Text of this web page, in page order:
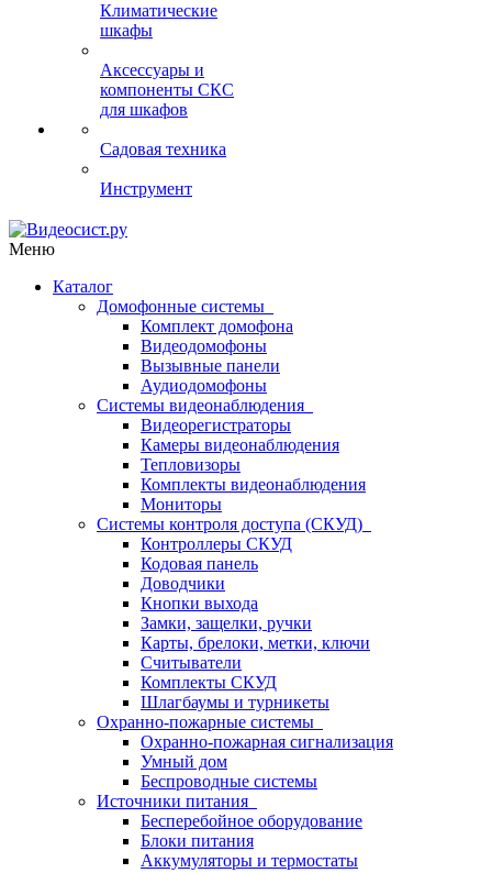
Климатические
шкафы
Аксессуары и
компоненты СКС
для шкафов
Садовая техника
Инструмент
Меню
Каталог
Домофонные системы
Комплект домофона
Видеодомофоны
Вызывные панели
Аудиодомофоны
Системы видеонаблюдения
Видеорегистраторы
Камеры видеонаблюдения
Тепловизоры
Комплекты видеонаблюдения
Мониторы
Системы контроля доступа (СКУД)
Контроллеры СКУД
Кодовая панель
Доводчики
Кнопки выхода
Замки, защелки, ручки
Карты, брелоки, метки, ключи
Считыватели
Комплекты СКУД
Шлагбаумы и турникеты
Охранно-пожарные системы
Охранно-пожарная сигнализация
Умный дом
Беспроводные системы
Источники питания
Бесперебойное оборудование
Блоки питания
Аккумуляторы и термостаты